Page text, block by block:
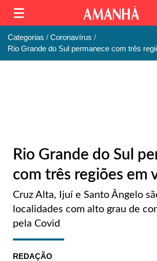
Categorias
Coronavírus
Rio Grande do Sul permanece com três
Rio Grande do Sul
com três regiões em
Cruz Alta, Ijuí e Santo Ângelo
localidades com alto grau de
pela Covid
REDAÇÃO